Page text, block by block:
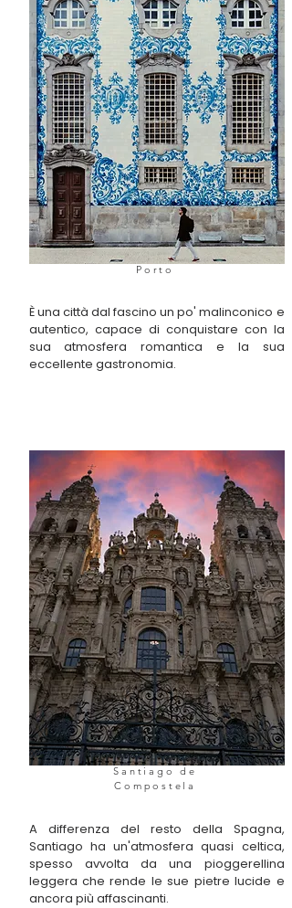
Porto
È una città dal fascino un po' malinconico e
autentico, capace di conquistare con la
sua atmosfera romantica e la sua
eccellente gastronomia.
Santiago de
Compostela
A differenza del resto della Spagna,
Santiago ha un'atmosfera quasi celtica,
spesso avvolta da una pioggerellina
leggera che rende le sue pietre lucide e
ancora più affascinanti.